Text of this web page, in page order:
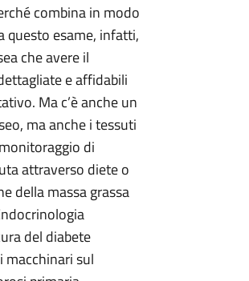
combina in modo
questo esame, infatti,
che avere il
e affidabili
Ma c’è anche un
ma anche i tessuti
di
attraverso diete o
della massa grassa
del diabete
macchinari sul